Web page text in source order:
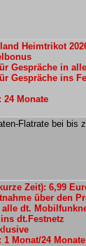
Heimtrikot
Gespräche in
Gespräche ins
24 Monate
Flatrate bei bis
Zeit): 6,99
über den
alle dt.
dt.Festnetz
Monat/24 Monate